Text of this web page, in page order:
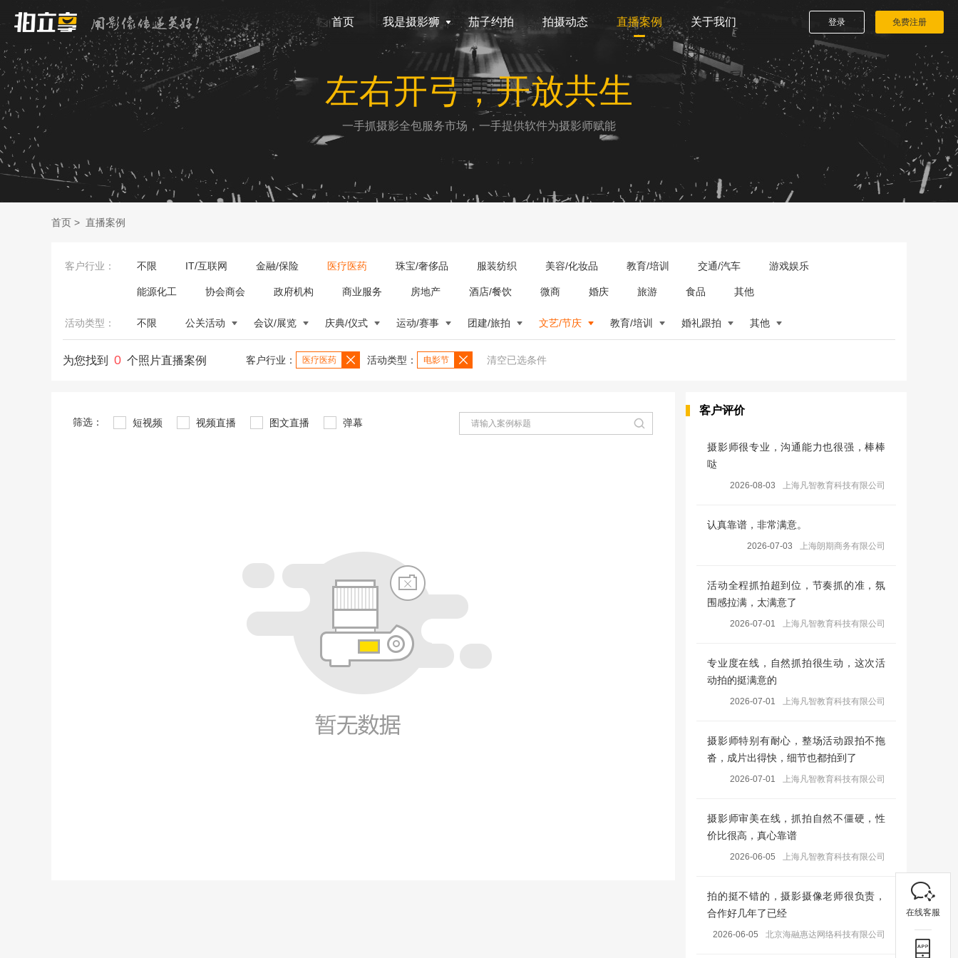
首页 我是摄影狮 茄子约拍 拍摄动态 直播案例 关于我们 登录 免费注册
左右开弓，开放共生
一手抓摄影全包服务市场，一手提供软件为摄影师赋能
首页 > 直播案例
客户行业： 不限 IT/互联网 金融/保险 医疗医药 珠宝/奢侈品 服装纺织 美容/化妆品 教育/培训 交通/汽车 游戏娱乐
能源化工 协会商会 政府机构 商业服务 房地产 酒店/餐饮 微商 婚庆 旅游 食品 其他
活动类型： 不限 公关活动 会议/展览 庆典/仪式 运动/赛事 团建/旅拍 文艺/节庆 教育/培训 婚礼跟拍 其他
为您找到 0 个照片直播案例 客户行业： 医疗医药 活动类型： 电影节 清空已选条件
筛选： 短视频 视频直播 图文直播 弹幕
客户评价
摄影师很专业，沟通能力也很强，棒棒
哒
2026-08-03 上海凡智教育科技有限公司
认真靠谱，非常满意。
2026-07-03 上海朗期商务有限公司
活动全程抓拍超到位，节奏抓的准，氛
围感拉满，太满意了
2026-07-01 上海凡智教育科技有限公司
专业度在线，自然抓拍很生动，这次活
动拍的挺满意的
2026-07-01 上海凡智教育科技有限公司
摄影师特别有耐心，整场活动跟拍不拖
沓，成片出得快，细节也都拍到了
2026-07-01 上海凡智教育科技有限公司
摄影师审美在线，抓拍自然不僵硬，性
价比很高，真心靠谱
2026-06-05 上海凡智教育科技有限公司
拍的挺不错的，摄影摄像老师很负责，
合作好几年了已经
2026-06-05 北京海融惠达网络科技有限公司
在线客服